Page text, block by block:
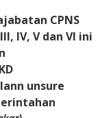
CPNS
IV, V dan VI ini
unsure